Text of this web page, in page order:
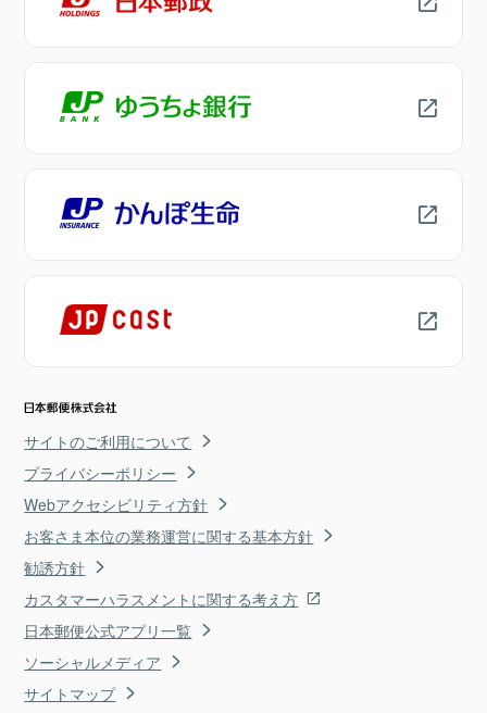
サイトのご利用について
プライバシーポリシー
Webアクセシビリティ方針
お客さま本位の業務運営に関する基本方針
勧誘方針
カスタマーハラスメントに関する考え方
日本郵便公式アプリ一覧
ソーシャルメディア
サイトマップ